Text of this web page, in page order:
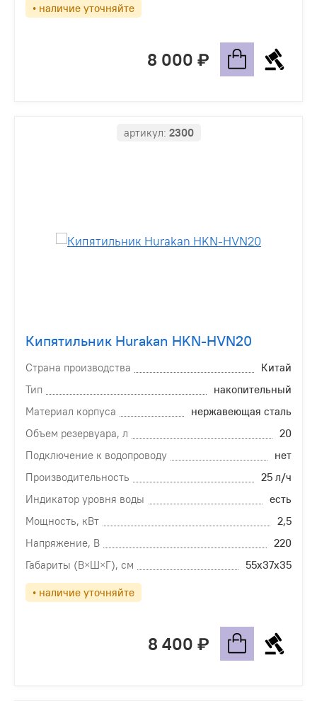
• наличие уточняйте
8 000
артикул: 2300
Кипятильник Hurakan HKN-HVN20
Страна производства
Китай
Тип
накопительный
Материал корпуса
нержавеющая сталь
Объем резервуара, л
20
Подключение к водопроводу
нет
Производительность
25 л/ч
Индикатор уровня воды
есть
Мощность, кВт
2,5
Напряжение, В
220
Габариты (В×Ш×Г), см
55х37х35
• наличие уточняйте
8 400